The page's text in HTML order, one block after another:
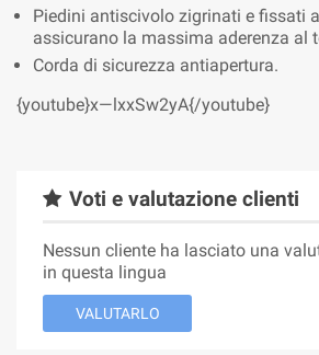
Piedini antiscivolo zigrinati e fissati
assicurano la massima aderenza al
Corda di sicurezza antiapertura.
{youtube}x—lxxSw2yA{/youtube}
Voti e valutazione clienti
Nessun cliente ha lasciato una
in questa lingua
VALUTARLO